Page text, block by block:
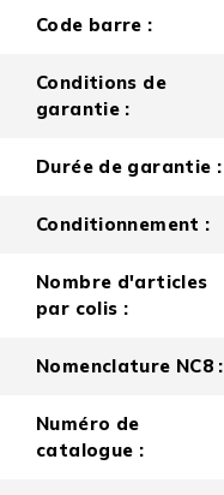
Code barre :
Conditions de
garantie :
Durée de garantie :
Conditionnement :
Nombre d'articles
par colis :
Nomenclature NC8 :
Numéro de
catalogue :